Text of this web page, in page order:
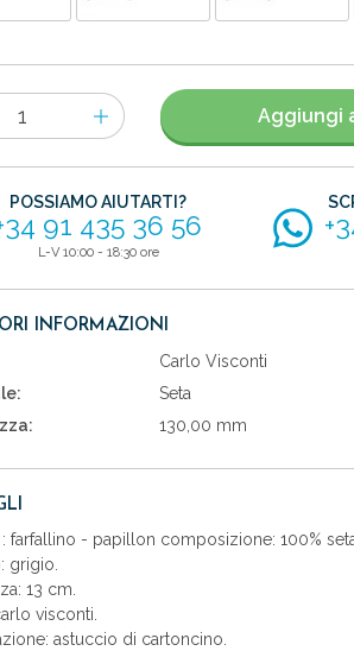
Aggiungi
POSSIAMO AIUTARTI?
91 435 36 56
L-V 10:00 - 18:30 ore
INFORMAZIONI
Carlo Visconti
Seta
130,00 mm
farfallino - papillon composizione: 100%
grigio.
13 cm.
visconti.
astuccio di cartoncino.